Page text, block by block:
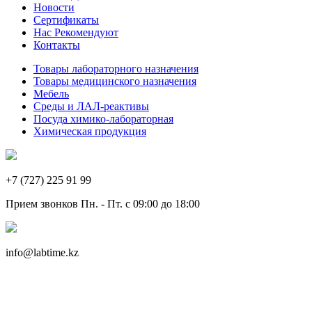
Новости
Сертификаты
Нас Рекомендуют
Контакты
Товары лабораторного назначения
Товары медицинского назначения
Мебель
Среды и ЛАЛ-реактивы
Посуда химико-лабораторная
Химическая продукция
+7 (727) 225 91 99
Прием звонков Пн. - Пт. с 09:00 до 18:00
info@labtime.kz